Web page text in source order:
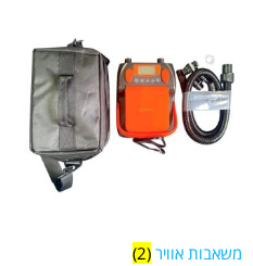
קטגוריות מוצרים
מוצר Color
Green משאבות אוויר (2)